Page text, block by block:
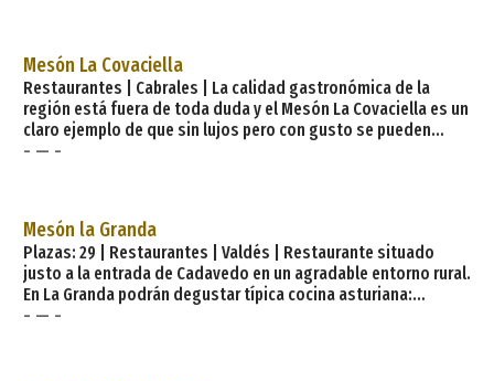
terraza.&;nbsp;. Servicios: Pescados del Cantábrico
Servicios:
Mesón La Covaciella
Restaurantes | Cabrales | La calidad gastronómica de la
región está fuera de toda duda y el Mesón La Covaciella es un
claro ejemplo de que sin lujos pero con gusto se pueden
degustar increíbles platos a precios asequibles. Este
sitio para los postres porque sino te ar
- — -
Mesón la Granda
Plazas: 29 | Restaurantes | Valdés | Restaurante situado
justo a la entrada de Cadavedo en un agradable entorno rural.
En La Granda podrán degustar típica cocina asturiana:
fabada, fabes con almejes, fabes con centollu.. Dispone de
- — -